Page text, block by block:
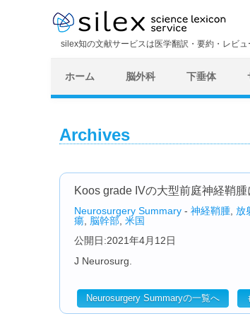
silex知の文献サービスは医学翻訳・要約・レビ
ホーム 脳外科 下垂体
Archives
Koos grade IVの大型前庭神経鞘
Neurosurgery Summary - 神経鞘腫 放
瘍 脳幹部 米国
公開日:2021年4月12日
J Neurosurg.
Neurosurgery Summaryの一覧へ